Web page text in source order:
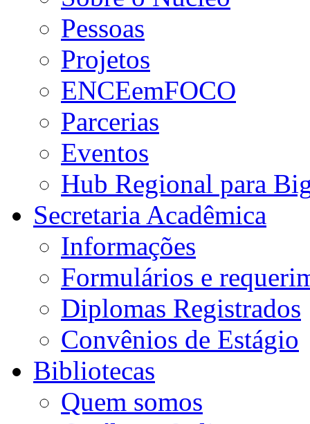
Pessoas
Projetos
ENCEemFOCO
Parcerias
Eventos
Hub Regional para
Secretaria Acadêmica
Informações
Formulários e
Diplomas Registrados
Convênios de Estágio
Bibliotecas
Quem somos